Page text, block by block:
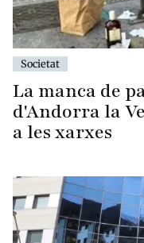
Societat
La manca de
d'Andorra la
a les xarxes